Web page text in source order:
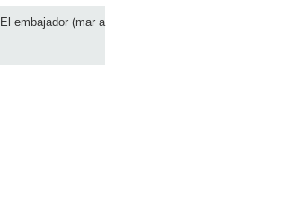
El embajador (mar a